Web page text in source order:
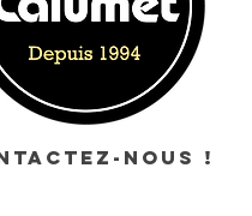
NOUS !